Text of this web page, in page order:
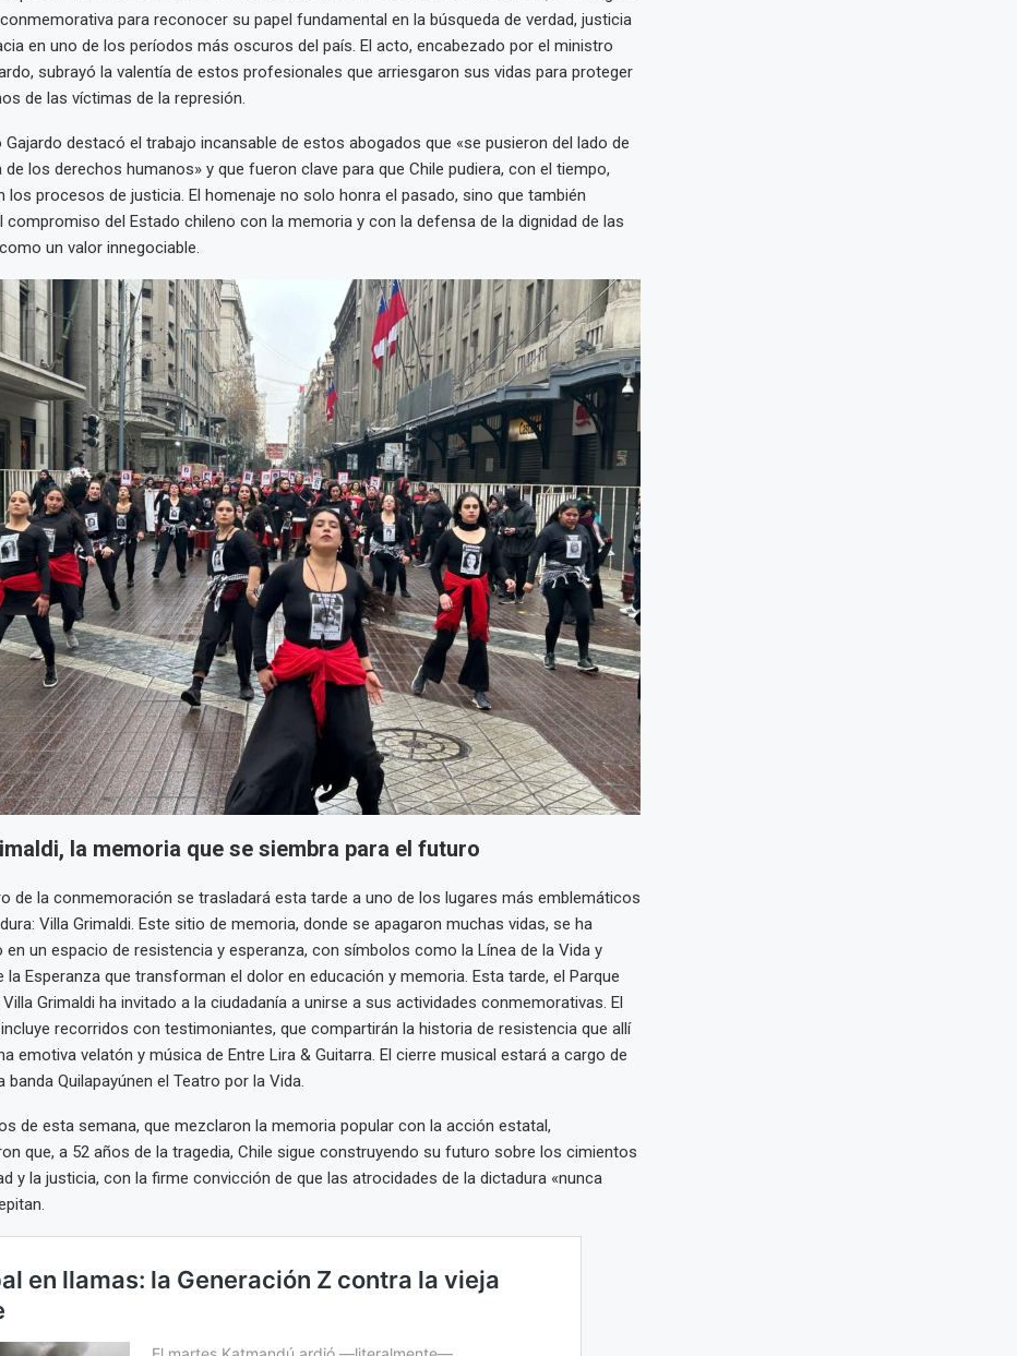
para reconocer su papel fundamental en la búsqueda de verdad, justicia
en uno de los períodos más oscuros del país. El acto, encabezado por el ministro
subrayó la valentía de estos profesionales que arriesgaron sus vidas para proteger
de las víctimas de la represión.
Gajardo destacó el trabajo incansable de estos abogados que «se pusieron del lado de
de los derechos humanos» y que fueron clave para que Chile pudiera, con el tiempo,
los procesos de justicia. El homenaje no solo honra el pasado, sino que también
compromiso del Estado chileno con la memoria y con la defensa de la dignidad de las
un valor innegociable.
la memoria que se siembra para el futuro
de la conmemoración se trasladará esta tarde a uno de los lugares más emblemáticos
Villa Grimaldi. Este sitio de memoria, donde se apagaron muchas vidas, se ha
en un espacio de resistencia y esperanza, con símbolos como la Línea de la Vida y
la Esperanza que transforman el dolor en educación y memoria. Esta tarde, el Parque
Grimaldi ha invitado a la ciudadanía a unirse a sus actividades conmemorativas. El
recorridos con testimoniantes, que compartirán la historia de resistencia que allí
emotiva velatón y música de Entre Lira & Guitarra. El cierre musical estará a cargo de
banda Quilapayúnen el Teatro por la Vida.
de esta semana, que mezclaron la memoria popular con la acción estatal,
que, a 52 años de la tragedia, Chile sigue construyendo su futuro sobre los cimientos
y la justicia, con la firme convicción de que las atrocidades de la dictadura «nunca